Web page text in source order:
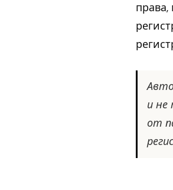
права,
и не
от